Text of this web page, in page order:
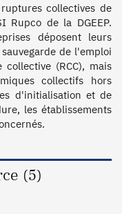
collectives de
Rupco de la DGEEP.
déposent leurs
de l'emploi
(RCC), mais
collectifs hors
d'initialisation et de
les établissements
(5)